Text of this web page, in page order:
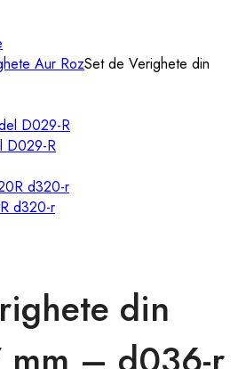
Aur RozSet de Verighete din
D029-R
d320-r
din